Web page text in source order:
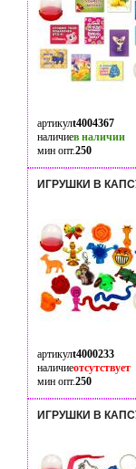
артикулt4004367
наличиев наличии
мин опт.250
ИГРУШКИ В
артикулt4000233
наличиеотсутствует
мин опт.250
ИГРУШКИ В